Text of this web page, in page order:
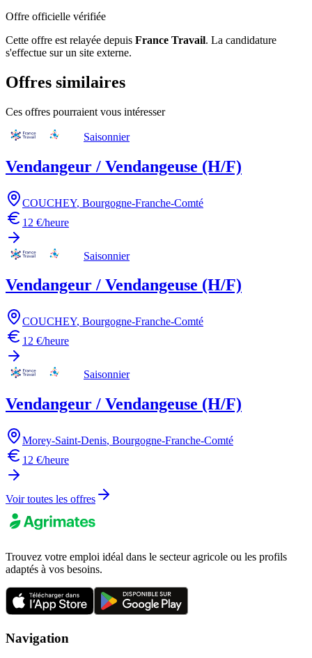
Offre officielle vérifiée
Cette offre est relayée depuis France Travail. La candidature
s'effectue sur un site externe.
Offres similaires
Ces offres pourraient vous intéresser
Saisonnier
Vendangeur / Vendangeuse (H/F)
COUCHEY, Bourgogne-Franche-Comté
12 €/heure
Saisonnier
Vendangeur / Vendangeuse (H/F)
COUCHEY, Bourgogne-Franche-Comté
12 €/heure
Saisonnier
Vendangeur / Vendangeuse (H/F)
Morey-Saint-Denis, Bourgogne-Franche-Comté
12 €/heure
Voir toutes les offres
Trouvez votre emploi idéal dans le secteur agricole ou les profils
adaptés à vos besoins.
Navigation